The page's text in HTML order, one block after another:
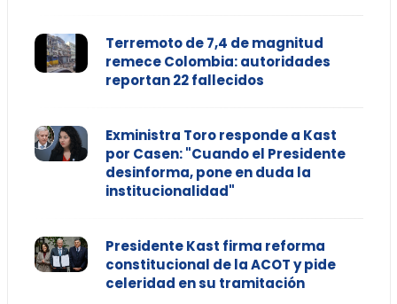
Terremoto de 7,4 de magnitud
remece Colombia: autoridades
reportan 22 fallecidos
Exministra Toro responde a Kast
por Casen: "Cuando el Presidente
desinforma, pone en duda la
institucionalidad"
Presidente Kast firma reforma
constitucional de la ACOT y pide
celeridad en su tramitación